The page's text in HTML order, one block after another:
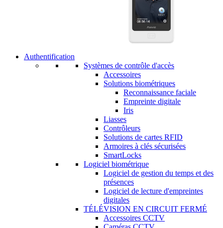
Authentification
Systèmes de contrôle d'accès
Accessoires
Solutions biométriques
Reconnaissance faciale
Empreinte digitale
Iris
Liasses
Contrôleurs
Solutions de cartes RFID
Armoires à clés sécurisées
SmartLocks
Logiciel biométrique
Logiciel de gestion du temps et des
présences
Logiciel de lecture d'empreintes
digitales
TÉLÉVISION EN CIRCUIT FERMÉ
Accessoires CCTV